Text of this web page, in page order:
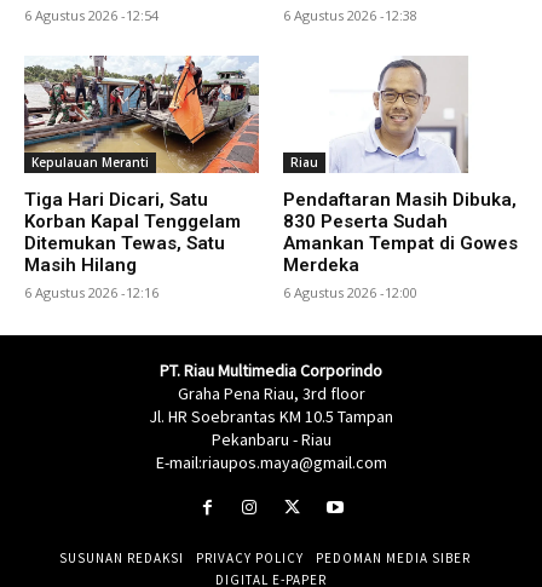
6 Agustus 2026 -12:54 6 Agustus 2026 -12:38
Kepulauan Meranti
Tiga Hari Dicari, Satu
Korban Kapal Tenggelam
Ditemukan Tewas, Satu
Masih Hilang
6 Agustus 2026 -12:16
Riau
Pendaftaran Masih Dibuka,
830 Peserta Sudah
Amankan Tempat di Gowes
Merdeka
6 Agustus 2026 -12:00
PT. Riau Multimedia Corporindo
Graha Pena Riau, 3rd floor
Jl. HR Soebrantas KM 10.5 Tampan
Pekanbaru - Riau
E-mail:riaupos.maya@gmail.com
SUSUNAN REDAKSI PRIVACY POLICY
PEDOMAN MEDIA SIBER
DIGITAL E-PAPER